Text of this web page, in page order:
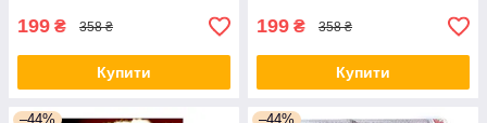
199 ₴ 358 ₴
Купити
199 ₴ 358 ₴
Купити
–44% –44%